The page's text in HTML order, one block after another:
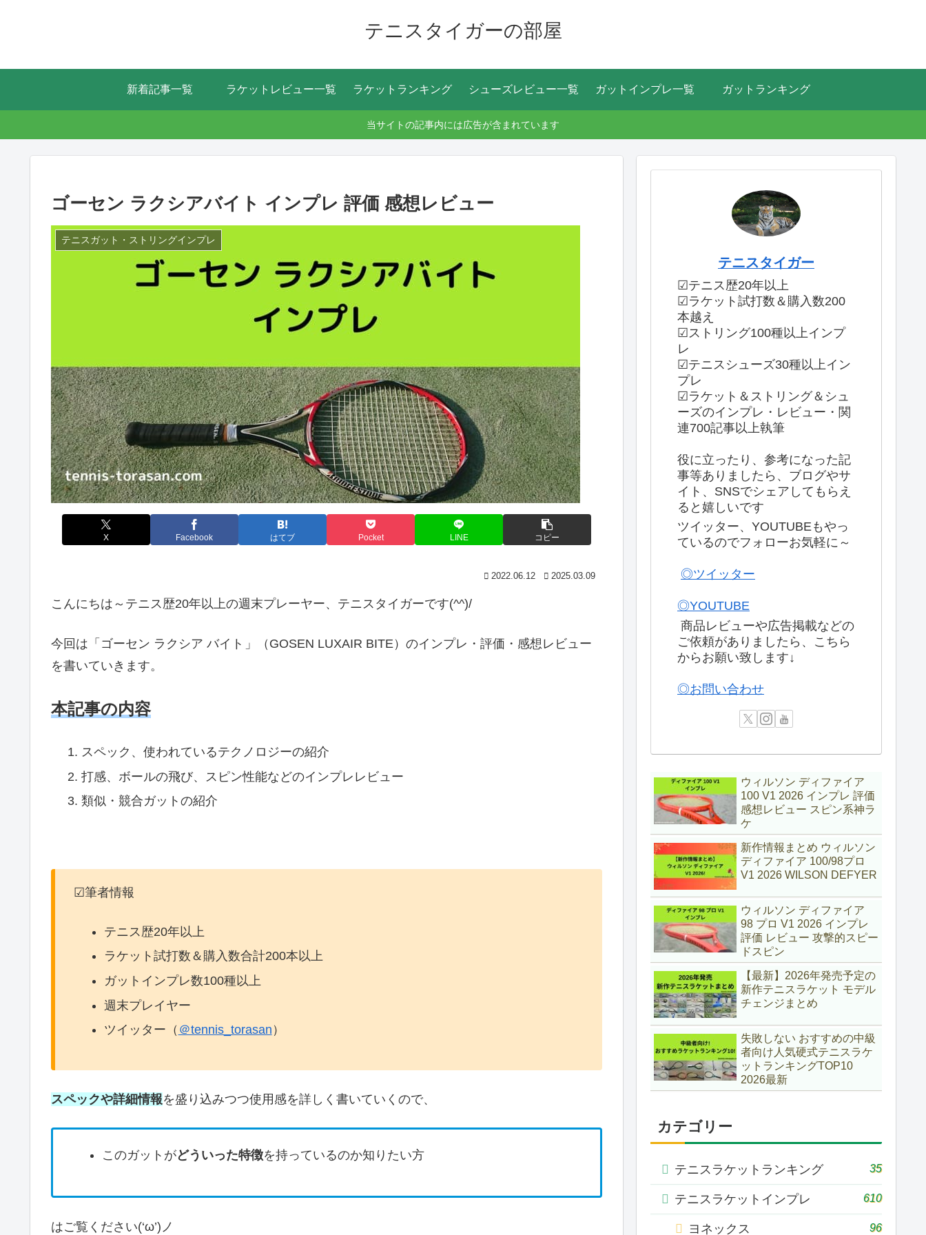
テニスタイガーの部屋
新着記事一覧 ラケットレビュー一覧 ラケットランキング シューズレビュー一覧 ガットインプレ一覧 ガットランキング
当サイトの記事内には広告が含まれています
ゴーセン ラクシアバイト インプレ 評価 感想レビュー
テニスガット・ストリングインプレ
X Facebook はてブ Pocket LINE コピー
2022.06.12 2025.03.09
こんにちは～テニス歴20年以上の週末プレーヤー、テニスタイガーです(^^)/
今回は「ゴーセン ラクシア バイト 」（GOSEN LUXAIR BITE）のインプレ・評価・感想レビュー
を書いていきます。
本記事の内容
スペック、使われているテクノロジーの紹介
打感、ボールの飛び、スピン性能などのインプレレビュー
類似・競合ガットの紹介
☑筆者情報
テニス歴20年以上
ラケット試打数＆購入数合計200本以上
ガットインプレ数100種以上
週末プレイヤー
ツイッター（ ＠tennis_torasan ）
スペックや詳細情報を盛り込みつつ使用感を詳しく書いていくので、
このガットがどういった特徴を持っているのか知りたい方
はご覧ください(‘ω’)ノ
テニスタイガー
☑テニス歴20年以上
☑ラケット試打数＆購入数200
本越え
☑ストリング100種以上インプ
レ
☑テニスシューズ30種以上イン
プレ
☑ラケット＆ストリング＆シュ
ーズのインプレ・レビュー・関
連700記事以上執筆
役に立ったり、参考になった記
事等ありましたら、ブログやサ
イト、SNSでシェアしてもらえ
ると嬉しいです
ツイッター、YOUTUBEもやっ
ているのでフォローお気軽に～
◎ツイッター
◎YOUTUBE
商品レビューや広告掲載などの
ご依頼がありましたら、こちら
からお願い致します↓
◎お問い合わせ
ウィルソン ディファイア
100 V1 2026 インプレ 評価
感想レビュー スピン系神ラ
ケ
新作情報まとめ ウィルソン
ディファイア 100/98プロ
V1 2026 WILSON DEFYER
ウィルソン ディファイア
98 プロ V1 2026 インプレ
評価 レビュー 攻撃的スピー
ドスピン
【最新】2026年発売予定の
新作テニスラケット モデル
チェンジまとめ
失敗しない おすすめの中級
者向け人気硬式テニスラケ
ットランキングTOP10
2026最新
カテゴリー
テニスラケットランキング 35
テニスラケットインプレ 610
ヨネックス 96